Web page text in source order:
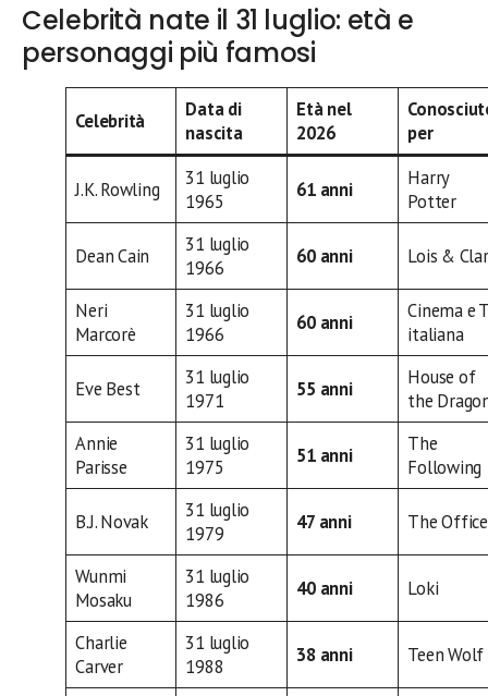
Celebrità nate il 31 luglio: età e
personaggi più famosi
Celebrità
Data di
nascita
Età nel
2026
per
J.K. Rowling
31 luglio
1965
61 anni
Harry
Potter
Dean Cain
31 luglio
1966
60 anni Lois &
Neri
Marcorè
31 luglio
1966
60 anni
Cinema e
italiana
Eve Best
31 luglio
1971
55 anni
House of
the
Annie
Parisse
31 luglio
1975
51 anni
The
Following
B.J. Novak
31 luglio
1979
47 anni The Office
Wunmi
Mosaku
31 luglio
1986
40 anni Loki
Charlie
Carver
31 luglio
1988
38 anni Teen Wolf